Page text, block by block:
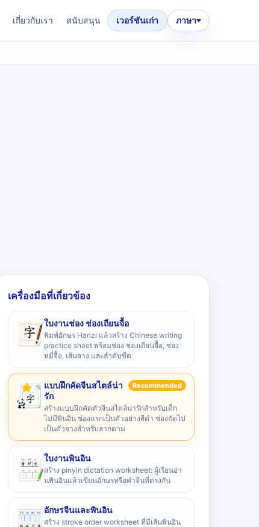
เกี่ยวกับเรา สนับสนุน เวอร์ชันเก่า ภาษา
เครื่องมือที่เกี่ยวข้อง
ใบงานช่อง ช่องเถียนจื้อ
พิมพ์อักษร Hanzi แล้วสร้าง Chinese writing
practice sheet พร้อมช่อง ช่องเถียนจื้อ, ช่อง
หมี่จื้อ, เส้นจาง และลำดับขีด
แบบฝึกคัดจีนสไตล์น่า
รัก
Recommended
สร้างแบบฝึกคัดตัวจีนสไตล์น่ารักสำหรับเด็ก
ไม่มีพินอิน ช่องแรกเป็นตัวอย่างสีดำ ช่องถัดไป
เป็นตัวจางสำหรับลากตาม
ใบงานพินอิน
สร้าง pinyin dictation worksheet: ผู้เรียนอ่า
นพินอินแล้วเขียนอักษรหรือคำจีนที่ตรงกัน
อักษรจีนและพินอิน
สร้าง stroke order worksheet ที่มีเส้นพินอิน